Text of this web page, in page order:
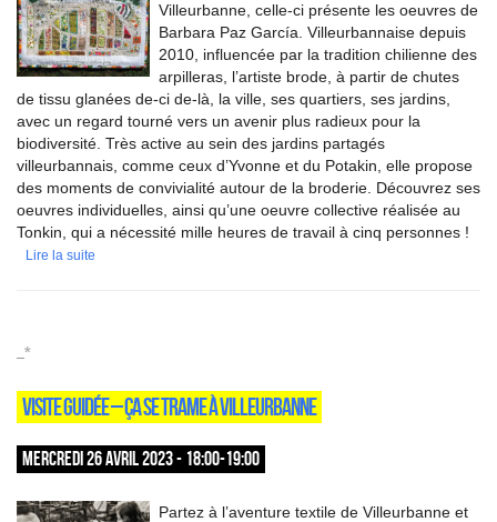
Villeurbanne, celle-ci présente les oeuvres de
Barbara Paz García. Villeurbannaise depuis
2010, influencée par la tradition chilienne des
arpilleras, l’artiste brode, à partir de chutes
de tissu glanées de-ci de-là, la ville, ses quartiers, ses jardins,
avec un regard tourné vers un avenir plus radieux pour la
biodiversité. Très active au sein des jardins partagés
villeurbannais, comme ceux d’Yvonne et du Potakin, elle propose
des moments de convivialité autour de la broderie. Découvrez ses
oeuvres individuelles, ainsi qu’une oeuvre collective réalisée au
Tonkin, qui a nécessité mille heures de travail à cinq personnes !
Lire la suite
_*
VISITE GUIDÉE – ÇA SE TRAME À VILLEURBANNE
MERCREDI 26 AVRIL 2023 - 18:00-19:00
Partez à l’aventure textile de Villeurbanne et